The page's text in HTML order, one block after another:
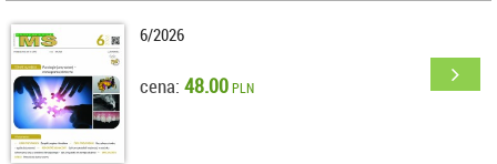
6/2026
cena: 48.00PLN